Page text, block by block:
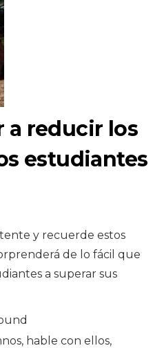
a reducir los
estudiantes
y recuerde estos
de lo fácil que
a superar sus
hable con ellos,